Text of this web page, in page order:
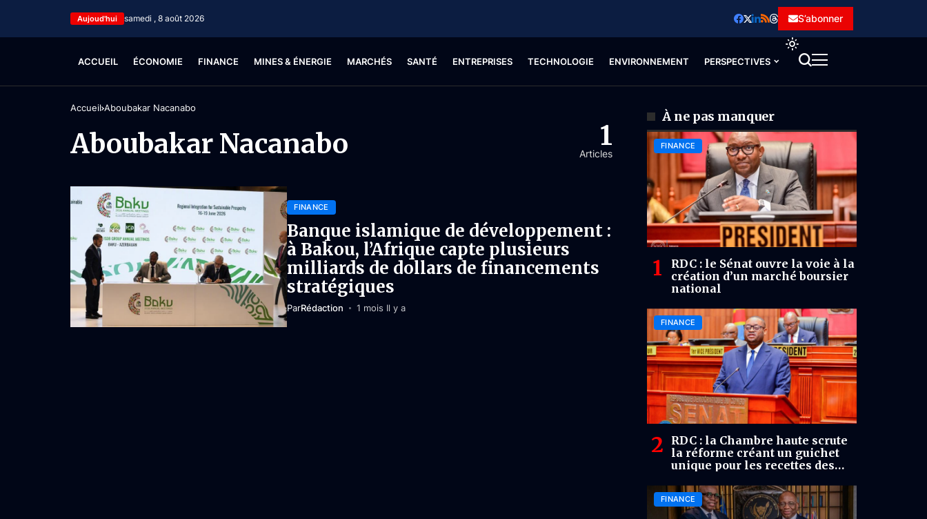
Aujoud'hui samedi , 8 août 2026 S’abonner
ACCUEIL ÉCONOMIE FINANCE MINES & ÉNERGIE MARCHÉS SANTÉ ENTREPRISES TECHNOLOGIE ENVIRONNEMENT PERSPECTIVES
Accueil Aboubakar Nacanabo
Aboubakar Nacanabo 1
Articles
FINANCE
Banque islamique de développement :
à Bakou, l’Afrique capte plusieurs
milliards de dollars de financements
stratégiques
ParRédaction 1 mois Il y a
À ne pas manquer
FINANCE
RDC : le Sénat ouvre la voie à la
création d’un marché boursier
national
FINANCE
RDC : la Chambre haute scrute
la réforme créant un guichet
unique pour les recettes des
FINANCE